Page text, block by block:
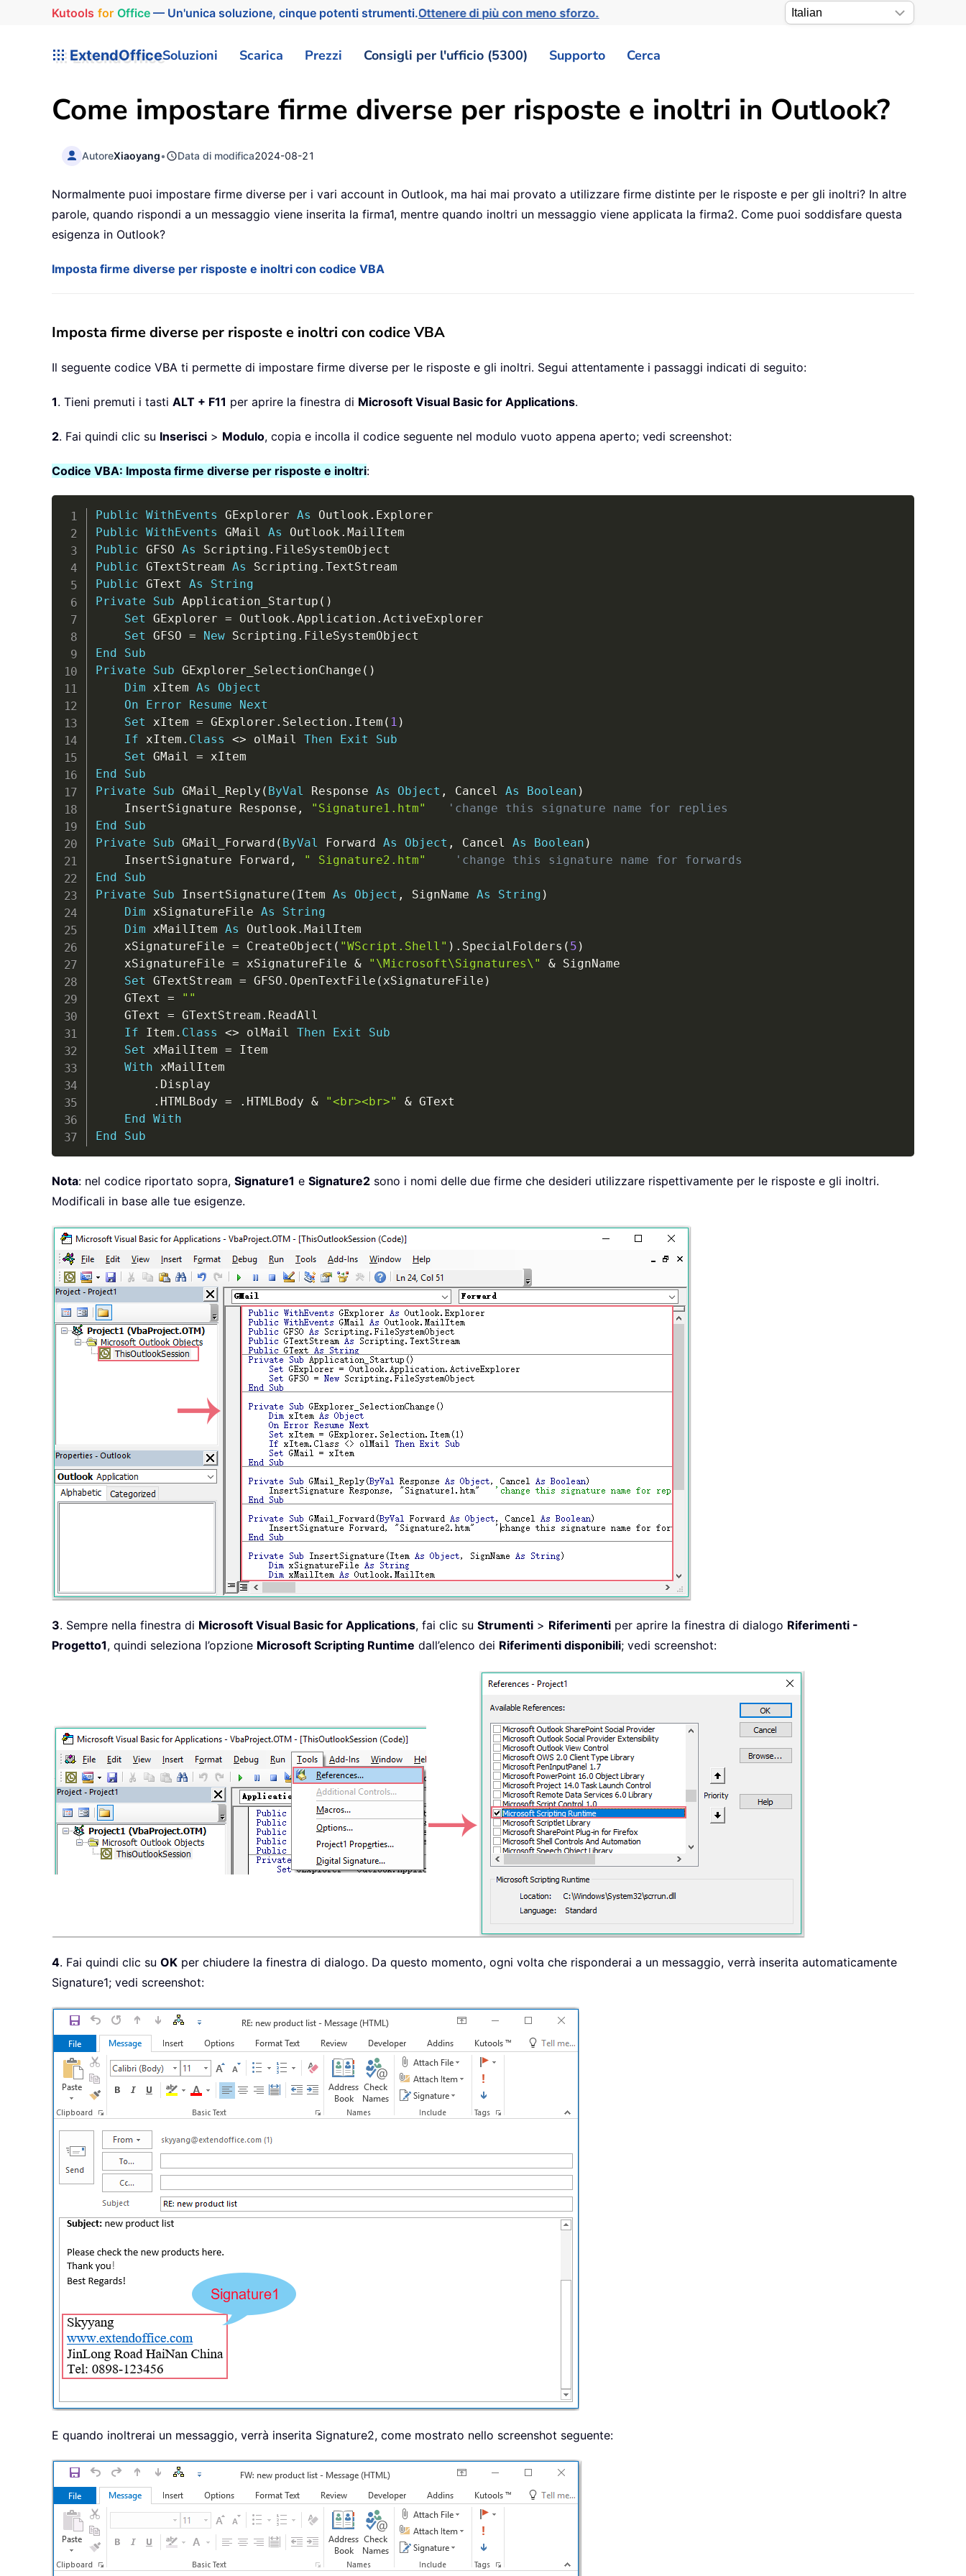
Kutools for Office— Un'unica soluzione, cinque potenti strumenti.Ottenere di più con meno sforzo.
ExtendOfficeSoluzioni Scarica Prezzi Consigli per l'ufficio (5300) Supporto Cerca
Come impostare firme diverse per risposte e inoltri in Outlook?
AutoreXiaoyang• Data di modifica2024-08-21
Normalmente puoi impostare firme diverse per i vari account in Outlook, ma hai mai provato a utilizzare firme distinte per le risposte e per gli inoltri? In altre
parole, quando rispondi a un messaggio viene inserita la firma1, mentre quando inoltri un messaggio viene applicata la firma2. Come puoi soddisfare questa
esigenza in Outlook?
Imposta firme diverse per risposte e inoltri con codice VBA
Imposta firme diverse per risposte e inoltri con codice VBA
Il seguente codice VBA ti permette di impostare firme diverse per le risposte e gli inoltri. Segui attentamente i passaggi indicati di seguito:
1. Tieni premuti i tasti ALT + F11 per aprire la finestra di Microsoft Visual Basic for Applications.
2. Fai quindi clic su Inserisci > Modulo, copia e incolla il codice seguente nel modulo vuoto appena aperto; vedi screenshot:
Codice VBA: Imposta firme diverse per risposte e inoltri:
Public WithEvents GExplorer As Outlook .
Public WithEvents GMail As Outlook .
Public GFSO As Scripting .
Public GTextStream As Scripting .
Public GText As
String
Private
Sub Application_Startup ( )
Set GExplorer = Outlook . Application . ActiveExplorer
Set GFSO = New Scripting .
End
Sub
Private
Sub GExplorer_SelectionChange ( )
Dim xItem As
Object
On
Error Resume
Next
Set xItem = GExplorer . Selection . Item ( 1 )
If xItem . Class <> olMail Then Exit
Sub
Set GMail =
End
Sub
Private
Sub GMail_Reply ( ByVal Response As Object , Cancel As Boolean )
    InsertSignature Response
, "Signature1.htm"
'change this signature name for replies
End
Sub
Private
Sub GMail_Forward ( ByVal Forward As Object , Cancel As Boolean )
    InsertSignature Forward
, " Signature2.htm"
'change this signature name for forwards
End
Sub
Private
Sub InsertSignature ( Item As Object , SignName As String )
Dim xSignatureFile As
String
Dim xMailItem As Outlook . MailItem
    xSignatureFile
= CreateObject ( "WScript.Shell" ) . SpecialFolders ( 5 )
    xSignatureFile
= xSignatureFile & "\Microsoft\Signatures\" & SignName
Set GTextStream = GFSO . OpenTextFile ( xSignatureFile )
    GText
=
""
    GText
= GTextStream . ReadAll
If Item . Class <> olMail Then Exit
Sub
Set xMailItem = Item
With xMailItem
. Display
. HTMLBody = . HTMLBody & "<br><br>" & GText
End
With
End
Sub
Nota: nel codice riportato sopra, Signature1 e Signature2 sono i nomi delle due firme che desideri utilizzare rispettivamente per le risposte e gli inoltri.
Modificali in base alle tue esigenze.
3. Sempre nella finestra di Microsoft Visual Basic for Applications, fai clic su Strumenti > Riferimenti per aprire la finestra di dialogo Riferimenti -
Progetto1, quindi seleziona l’opzione Microsoft Scripting Runtime dall’elenco dei Riferimenti disponibili; vedi screenshot:
4. Fai quindi clic su OK per chiudere la finestra di dialogo. Da questo momento, ogni volta che risponderai a un messaggio, verrà inserita automaticamente
Signature1; vedi screenshot:
E quando inoltrerai un messaggio, verrà inserita Signature2, come mostrato nello screenshot seguente: